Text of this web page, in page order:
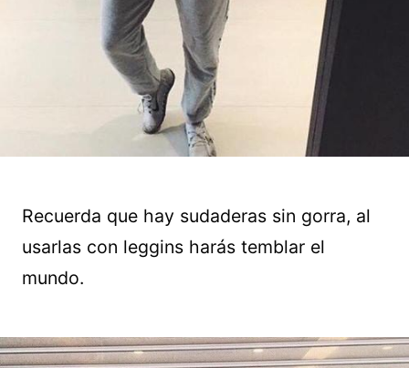
Recuerda que hay sudaderas sin gorra, al
usarlas con leggins harás temblar el
mundo.